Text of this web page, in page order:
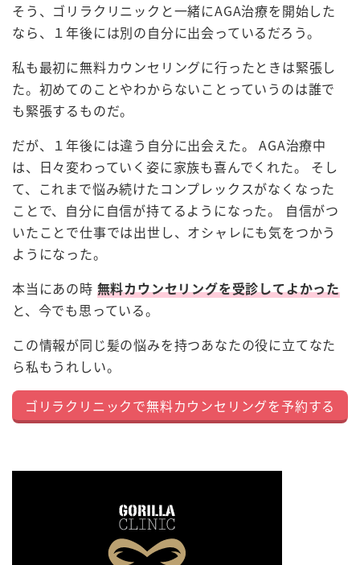
そう、ゴリラクリニックと一緒にAGA治療を開始した
なら、１年後には別の自分に出会っているだろう。
私も最初に無料カウンセリングに行ったときは緊張し
た。初めてのことやわからないことっていうのは誰で
も緊張するものだ。
だが、１年後には違う自分に出会えた。 AGA治療中
は、日々変わっていく姿に家族も喜んでくれた。 そし
て、これまで悩み続けたコンプレックスがなくなった
ことで、自分に自信が持てるようになった。 自信がつ
いたことで仕事では出世し、オシャレにも気をつかう
ようになった。
本当にあの時 無料カウンセリングを受診してよかった
と、今でも思っている。
この情報が同じ髪の悩みを持つあなたの役に立てなた
ら私もうれしい。
ゴリラクリニックで無料カウンセリングを予約する